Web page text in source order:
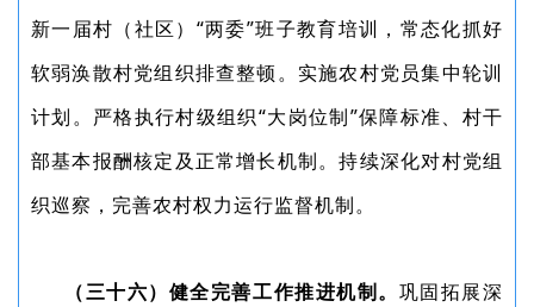
新一届村（社区）“两委”班子教育培训，常态化抓好
软弱涣散村党组织排查整顿。实施农村党员集中轮训
计划。严格执行村级组织“大岗位制”保障标准、村干
部基本报酬核定及正常增长机制。持续深化对村党组
织巡察，完善农村权力运行监督机制。
（三十六）健全完善工作推进机制。 巩固拓展深